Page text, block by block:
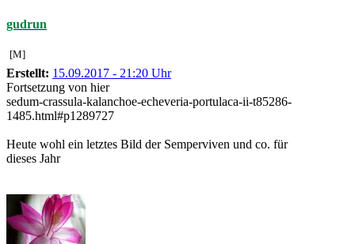
gudrun
[M]
Erstellt: 15.09.2017 - 21:20 Uhr
Fortsetzung von hier
sedum-crassula-kalanchoe-echeveria-portulaca-ii-t85286-
1485.html#p1289727
Heute wohl ein letztes Bild der Semperviven und co. für
dieses Jahr